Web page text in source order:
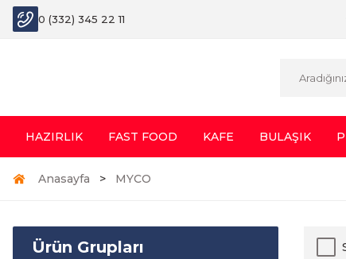
0 (332) 345 22 11
HAZIRLIK FAST FOOD KAFE BULAŞIK
Anasayfa MYCO
Ürün Grupları